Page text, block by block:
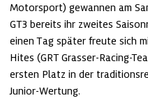
Motorsport) gewannen am
GT3 bereits ihr zweites
einen Tag später freute sich
Hites (GRT Grasser-Racing-
ersten Platz in der
Junior-Wertung.